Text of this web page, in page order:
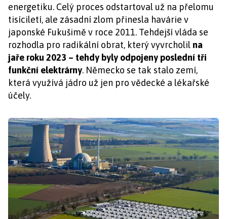
energetiku. Celý proces odstartoval už na přelomu
tisíciletí, ale zásadní zlom přinesla havárie v
japonské Fukušimě v roce 2011. Tehdejší vláda se
rozhodla pro radikální obrat, který vyvrcholilna
jaře roku 2023 – tehdy byly odpojeny poslední tři
funkční elektrárny. Německo se tak stalo zemí,
která využívá jádro už jen pro vědecké a lékařské
účely.